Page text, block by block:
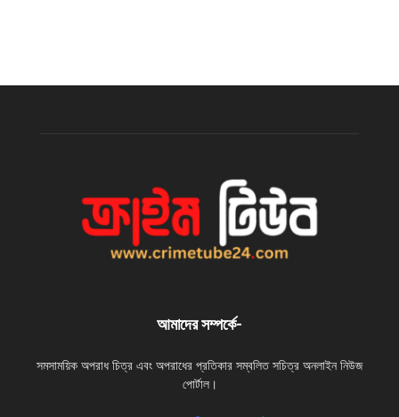
আমাদের সম্পর্কে-
সমসাময়িক অপরাধ চিত্র এবং অপরাধের প্রতিকার সম্বলিত সচিত্র অনলাইন নিউজ
পোর্টাল।